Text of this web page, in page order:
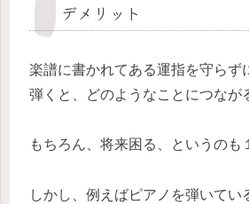
デメリット
楽譜に書かれてある運指を守らず
弾くと、どのようなことにつなが
もちろん、将来困る、というのも
しかし、例えばピアノを弾いてい